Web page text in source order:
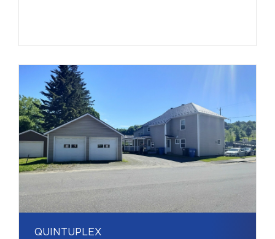
QUINTUPLEX